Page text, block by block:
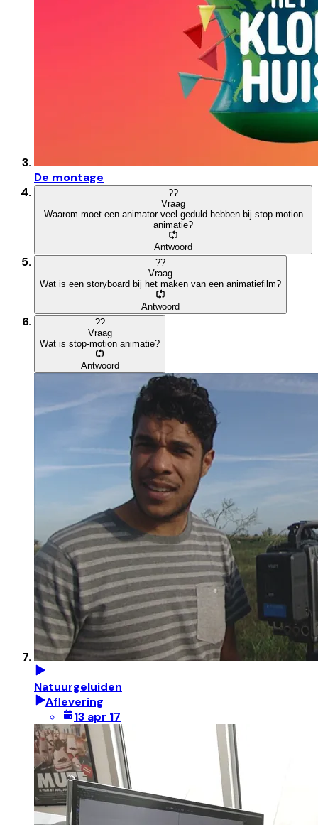
De montage
??
Vraag
Waarom moet een animator veel geduld hebben bij stop-motion
animatie?
Antwoord
??
Vraag
Wat is een storyboard bij het maken van een animatiefilm?
Antwoord
??
Vraag
Wat is stop-motion animatie?
Antwoord
Natuurgeluiden
Aflevering
13 apr 17